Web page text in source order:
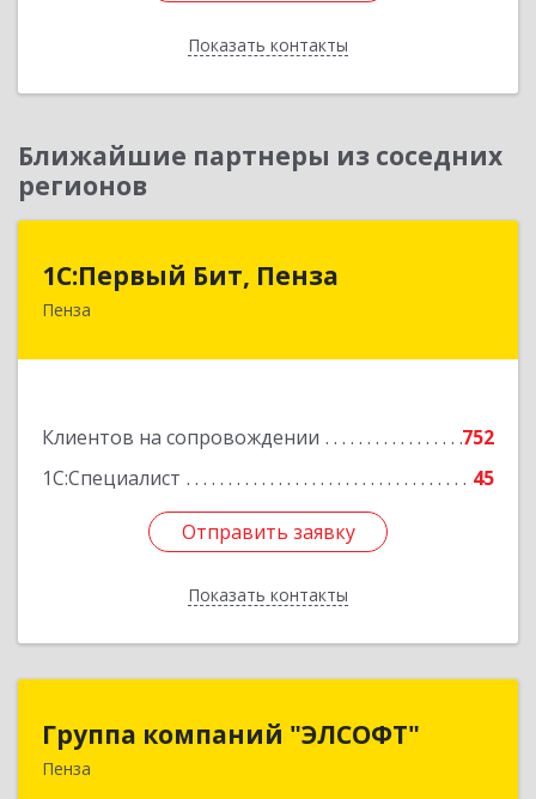
Показать контакты
Назад
Ближайшие партнеры из соседних
регионов
1С:Первый Бит, Пенза
Пенза
Клиентов на сопровождении
752
1С:Специалист
45
Отправить заявку
Показать контакты
440000, Пензенская обл, Пенза г, Московская
Отправить заявку
Назад
Группа компаний "ЭЛСОФТ"
Пенза
Группа компаний "ЭЛСОФТ"
440020, Пензенская обл, Пенза г, Суворова ул,